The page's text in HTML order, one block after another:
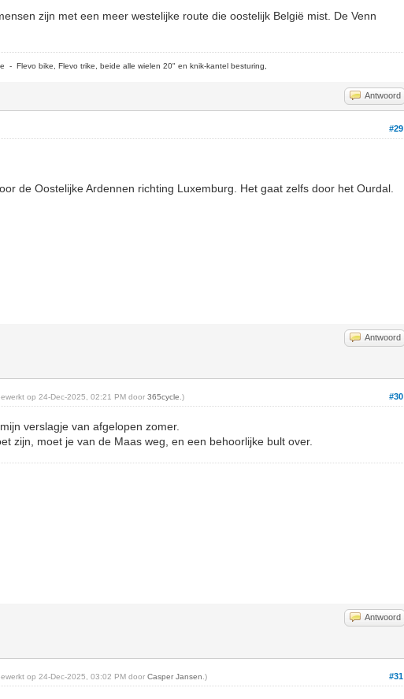
zijn met een meer westelijke route die oostelijk België mist. De Venn
- Flevo bike, Flevo trike, beide alle wielen 20" en knik-kantel besturing,
Antwoord
#29
de Oostelijke Ardennen richting Luxemburg. Het gaat zelfs door het Ourdal.
Antwoord
#30
op 24-Dec-2025, 02:21 PM door365cycle .)
verslagje van afgelopen zomer.
zijn, moet je van de Maas weg, en een behoorlijke bult over.
Antwoord
#31
op 24-Dec-2025, 03:02 PM doorCasper Jansen .)